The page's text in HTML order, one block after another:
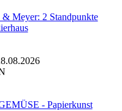
Meyer: 2 Standpunkte
- Papierkunst